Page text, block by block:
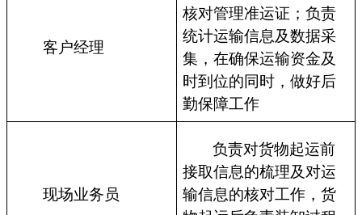
客户经理
核对管理准运证；负责
统计运输信息及数据采
集，在确保运输资金及
时到位的同时，做好后
勤保障工作
现场业务员
负责对货物起运前
接取信息的梳理及对运
输信息的核对工作，货